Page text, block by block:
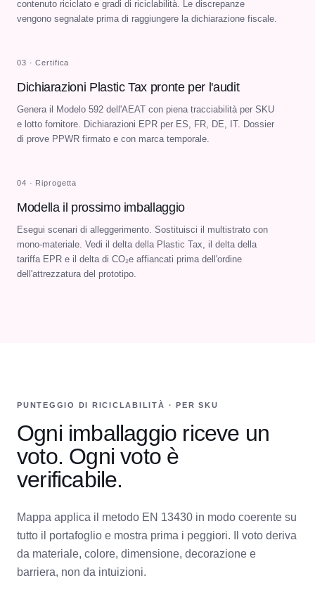
contenuto riciclato e gradi di riciclabilità. Le discrepanze
vengono segnalate prima di raggiungere la dichiarazione fiscale.
03 · Certifica
Dichiarazioni Plastic Tax pronte per l'audit
Genera il Modelo 592 dell'AEAT con piena tracciabilità per SKU
e lotto fornitore. Dichiarazioni EPR per ES, FR, DE, IT. Dossier
di prove PPWR firmato e con marca temporale.
04 · Riprogetta
Modella il prossimo imballaggio
Esegui scenari di alleggerimento. Sostituisci il multistrato con
mono-materiale. Vedi il delta della Plastic Tax, il delta della
tariffa EPR e il delta di CO₂e affiancati prima dell'ordine
dell'attrezzatura del prototipo.
PUNTEGGIO DI RICICLABILITÀ · PER SKU
Ogni imballaggio riceve un
voto. Ogni voto è
verificabile.
Mappa applica il metodo EN 13430 in modo coerente su
tutto il portafoglio e mostra prima i peggiori. Il voto deriva
da materiale, colore, dimensione, decorazione e
barriera, non da intuizioni.